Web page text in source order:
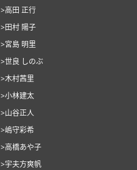
>高田 正行
>田村 陽子
>宮島 明里
>世良 しのぶ
>木村茜里
>小林建太
>山谷正人
>嶋守彩希
>高橋あや子
>宇夫方爽帆